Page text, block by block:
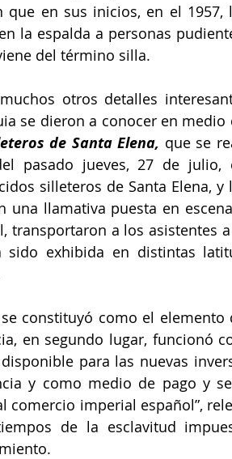
que en sus inicios, en el
la espalda a personas
del término silla.
otros detalles
se dieron a conocer en
de Santa Elena, que se
pasado jueves, 27 de
silleteros de Santa Elena,
una llamativa puesta en
transportaron a los asistentes
sido exhibida en distintas
se constituyó como el
en segundo lugar, funcionó
para las nuevas
y como medio de pago y
comercio imperial español”,
de la esclavitud